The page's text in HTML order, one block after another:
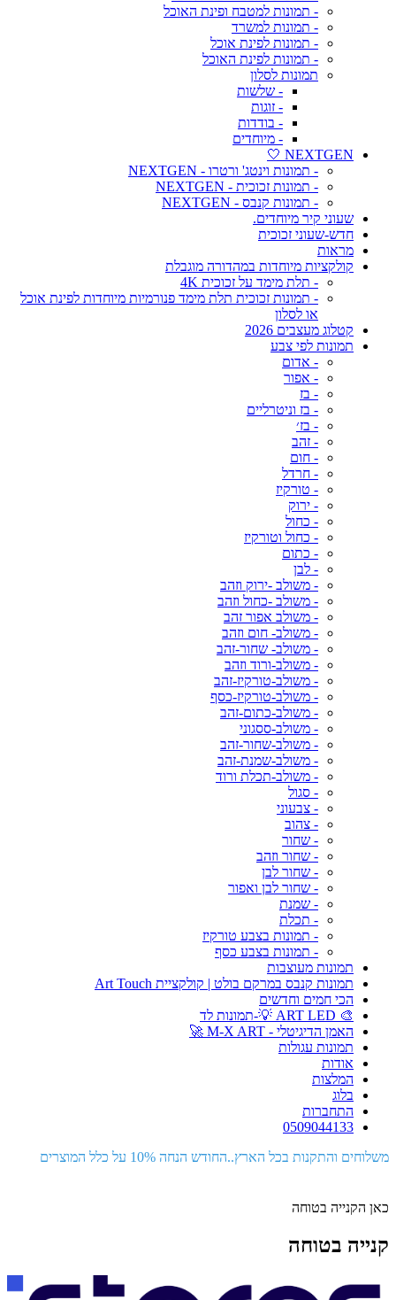
- תמונות למטבח ופינת האוכל
- תמונות למשרד
- תמונות לפינת אוכל
- תמונות לפינת האוכל
תמונות לסלון
- שלשות
- זוגות
- בודדות
- מיוחדים
NEXTGEN 🤍
- תמונות וינטג' ורטרו - NEXTGEN
- תמונות זכוכית - NEXTGEN
- תמונות קנבס - NEXTGEN
שעוני קיר מיוחדים.
חדש-שעוני זכוכית
מראות
קולקציות מיוחדות במהדורה מוגבלת
- תלת מימד על זכוכית 4K
- תמונות זכוכית תלת מימד פנורמיות מיוחדות לפינת אוכל
או לסלון
קטלוג מעצבים 2026
תמונות לפי צבע
- אדום
- אפור
- בז
- בז וניטרליים
- בז׳
- זהב
- חום
- חרדל
- טורקיז
- ירוק
- כחול
- כחול וטורקיז
- כתום
- לבן
- משולב -ירוק וזהב
- משולב -כחול וזהב
- משולב אפור זהב
- משולב- חום וזהב
- משולב- שחור-זהב
- משולב-ורוד וזהב
- משולב-טורקיז-זהב
- משולב-טורקיז-כסף
- משולב-כתום-זהב
- משולב-ססגוני
- משולב-שחור-זהב
- משולב-שמנת-זהב
- משולב-תכלת ורוד
- סגול
- צבעוני
- צהוב
- שחור
- שחור וזהב
- שחור לבן
- שחור לבן ואפור
- שמנת
- תכלת
- תמונות בצבע טורקיז
- תמונות בצבע כסף
תמונות מעוצבות
תמונות קנבס במרקם בולט | קולקציית Art Touch
הכי חמים וחדשים
🎨 ART LED 💡-תמונות לד
האמן הדיגיטלי - M-X ART 🚀
תמונות עגולות
אודות
המלצות
בלוג
התחברות
0509044133
משלוחים והתקנות בכל הארץ..החודש הנחה 10% על כלל המוצרים
כאן הקנייה בטוחה
קנייה בטוחה